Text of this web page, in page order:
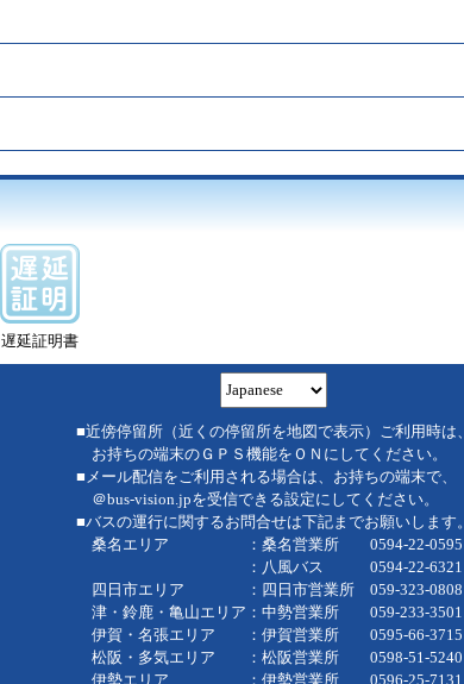
遅延証明書
■近傍停留所（近くの停留所を地図で表示）ご利用時は、
お持ちの端末のＧＰＳ機能をＯＮにしてください。
■メール配信をご利用される場合は、お持ちの端末で、
＠bus-vision.jpを受信できる設定にしてください。
■バスの運行に関するお問合せは下記までお願いします。
桑名エリア ：桑名営業所 0594-22-0595
：八風バス 0594-22-6321
四日市エリア ：四日市営業所 059-323-0808
津・鈴鹿・亀山エリア：中勢営業所 059-233-3501
伊賀・名張エリア ：伊賀営業所 0595-66-3715
松阪・多気エリア ：松阪営業所 0598-51-5240
伊勢エリア ：伊勢営業所 0596-25-7131